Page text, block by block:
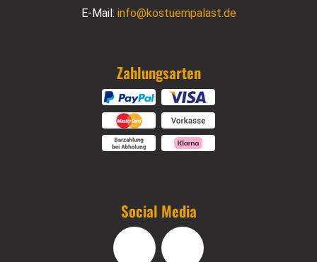
E-Mail: info@kostuempalast.de
Zahlungsarten
Social Media
Facebook Instagram